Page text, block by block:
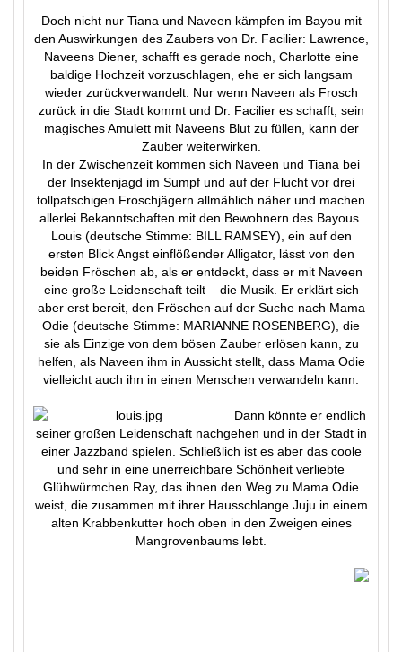
Doch nicht nur Tiana und Naveen kämpfen im Bayou mit
den Auswirkungen des Zaubers von Dr. Facilier: Lawrence,
Naveens Diener, schafft es gerade noch, Charlotte eine
baldige Hochzeit vorzuschlagen, ehe er sich langsam
wieder zurückverwandelt. Nur wenn Naveen als Frosch
zurück in die Stadt kommt und Dr. Facilier es schafft, sein
magisches Amulett mit Naveens Blut zu füllen, kann der
Zauber weiterwirken.
In der Zwischenzeit kommen sich Naveen und Tiana bei
der Insektenjagd im Sumpf und auf der Flucht vor drei
tollpatschigen Froschjägern allmählich näher und machen
allerlei Bekanntschaften mit den Bewohnern des Bayous.
Louis (deutsche Stimme: BILL RAMSEY), ein auf den
ersten Blick Angst einflößender Alligator, lässt von den
beiden Fröschen ab, als er entdeckt, dass er mit Naveen
eine große Leidenschaft teilt – die Musik. Er erklärt sich
aber erst bereit, den Fröschen auf der Suche nach Mama
Odie (deutsche Stimme: MARIANNE ROSENBERG), die
sie als Einzige von dem bösen Zauber erlösen kann, zu
helfen, als Naveen ihm in Aussicht stellt, dass Mama Odie
vielleicht auch ihn in einen Menschen verwandeln kann.
Dann könnte er endlich
seiner großen Leidenschaft nachgehen und in der Stadt in
einer Jazzband spielen. Schließlich ist es aber das coole
und sehr in eine unerreichbare Schönheit verliebte
Glühwürmchen Ray, das ihnen den Weg zu Mama Odie
weist, die zusammen mit ihrer Hausschlange Juju in einem
alten Krabbenkutter hoch oben in den Zweigen eines
Mangrovenbaums lebt.